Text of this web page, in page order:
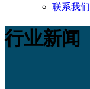
联系我们
行业新闻